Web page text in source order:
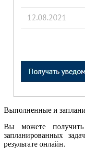
Выполненные и
Вы можете
запланированных
результате онлайн.